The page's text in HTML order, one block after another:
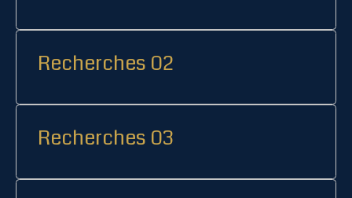
Recherches 02
Recherches 03